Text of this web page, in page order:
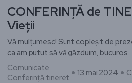
CONFERINȚĂ de
Vieții
Vă mulțumesc! Sunt copleșit de
ca am putut să vă găzduim, bucuros
Comunicate
Conferință tineret
13 mai 2024